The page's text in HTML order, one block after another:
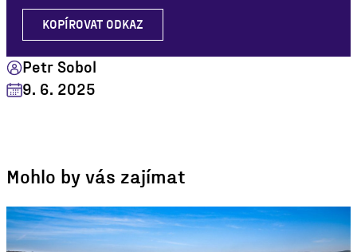
KOPÍROVAT ODKAZ
Petr Sobol
9. 6. 2025
Mohlo by vás zajímat